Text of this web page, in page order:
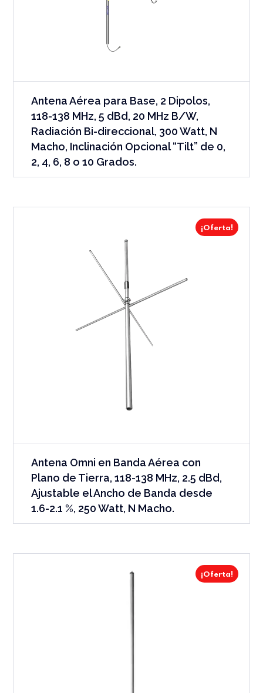
Antena Aérea para Base, 2 Dipolos,
118-138 MHz, 5 dBd, 20 MHz B/W,
Radiación Bi-direccional, 300 Watt, N
Macho, Inclinación Opcional “Tilt” de 0,
2, 4, 6, 8 o 10 Grados.
¡Oferta!
Antena Omni en Banda Aérea con
Plano de Tierra, 118-138 MHz, 2.5 dBd,
Ajustable el Ancho de Banda desde
1.6-2.1 %, 250 Watt, N Macho.
¡Oferta!